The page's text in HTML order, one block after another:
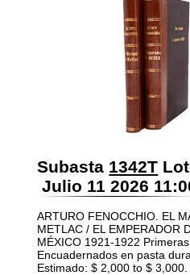
Subasta 1342T
Julio 11 2026
ARTURO FENOCCHIO. EL
METLAC / EL EMPERADOR
MÉXICO 1921-1922
Encuadernados en pasta
Estimado: $ 2,000 to $ 3,000.